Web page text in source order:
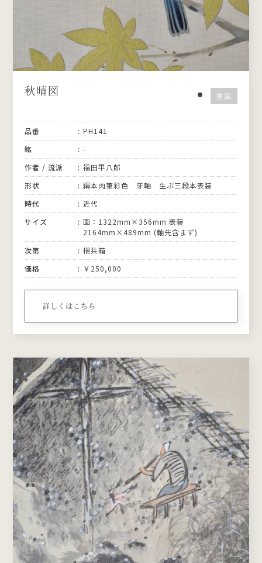
秋晴図 書画
品番
PH141
銘
-
作者 / 流派
福田平八郎
形状
絹本肉筆彩色 牙軸 生ぶ三段本表装
時代
近代
サイズ
画：1322mm×356mm 表装
2164mm×489mm (軸先含まず)
次第
桐共箱
価格
￥250,000
詳しくはこちら